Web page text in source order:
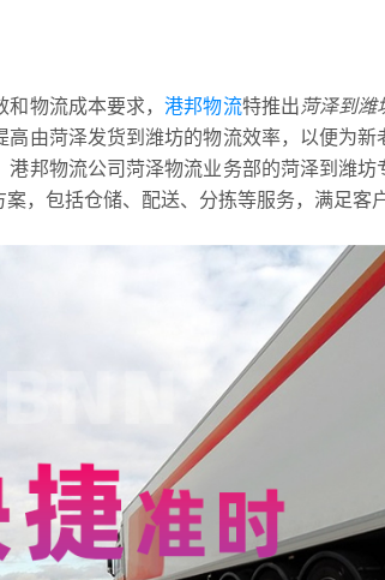
和物流成本要求，港邦物流特推出菏泽到潍
由菏泽发货到潍坊的物流效率，以便为新
港邦物流公司菏泽物流业务部的菏泽到潍坊
，包括仓储、配送、分拣等服务，满足客